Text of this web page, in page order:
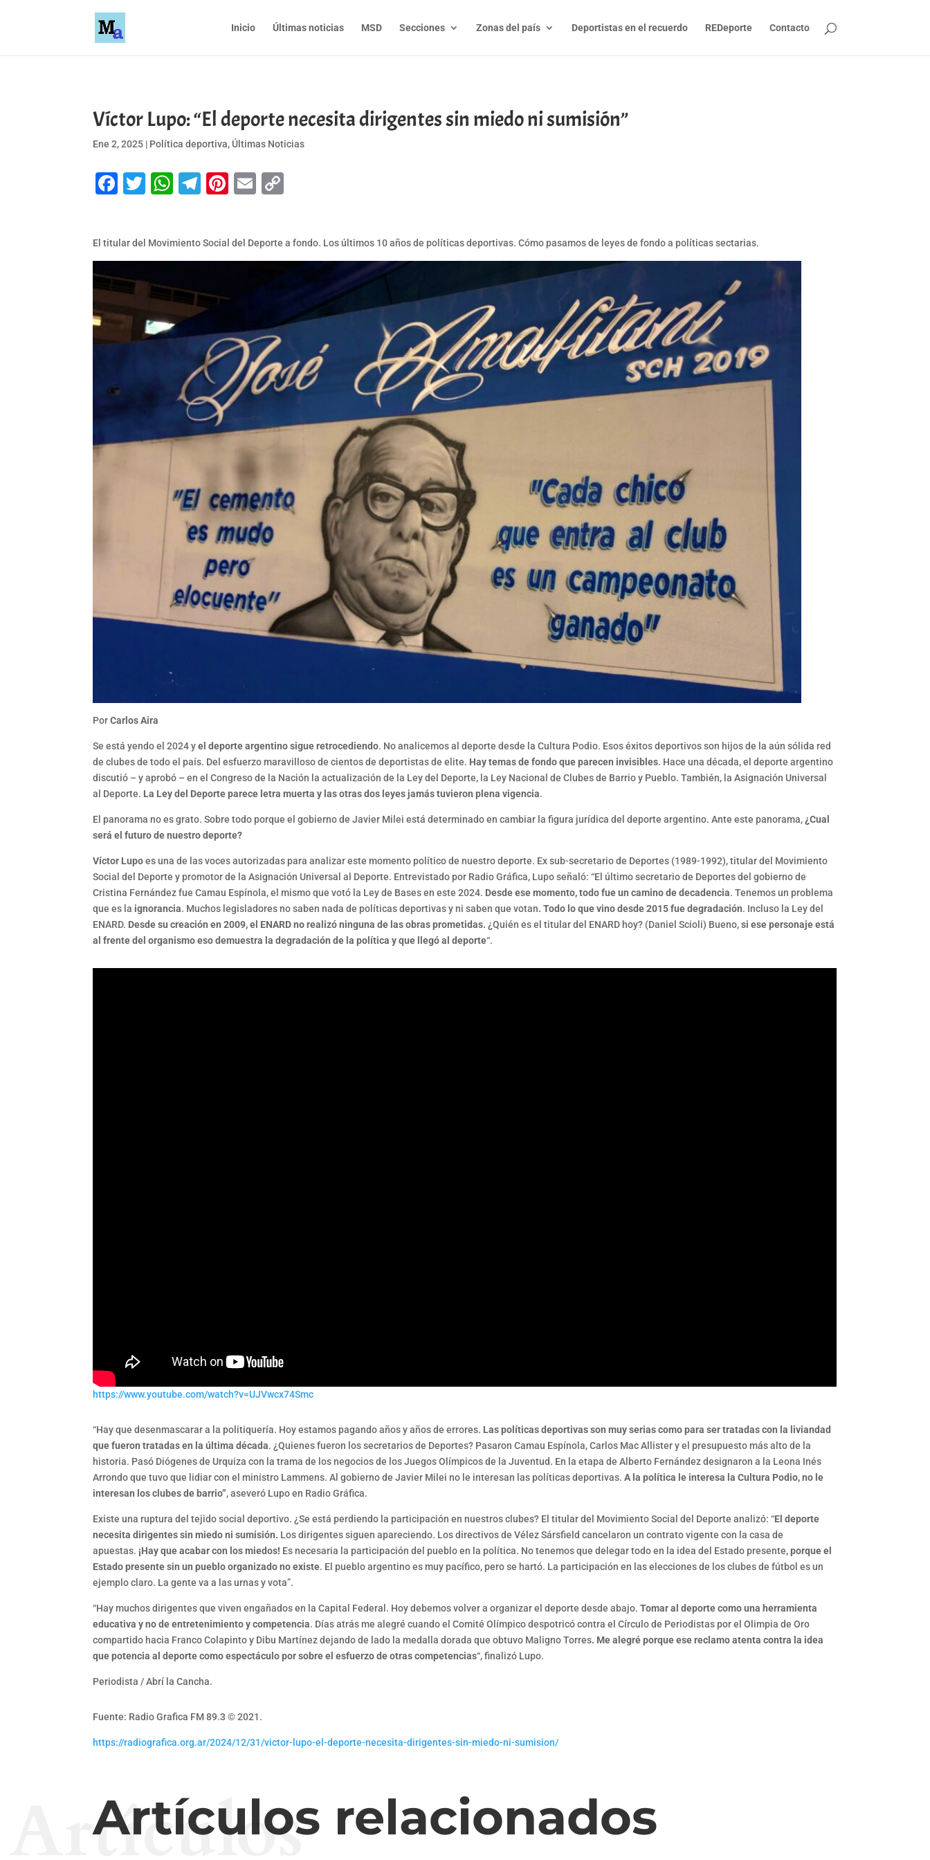
Inicio Últimas noticias MSD Secciones Zonas del país Deportistas en el recuerdo REDeporte Contacto
Víctor Lupo: “El deporte necesita dirigentes sin miedo ni sumisión”
Ene 2, 2025 | Política deportiva, Últimas Noticias
Facebook
Twitter
WhatsApp
Telegram
Pinterest
Email
El titular del Movimiento Social del Deporte a fondo. Los últimos 10 años de políticas deportivas. Cómo pasamos de leyes de fondo a políticas sectarias.
PorCarlos Aira
Se está yendo el 2024 yel deporte argentino sigue retrocediendo. No analicemos al deporte desde la Cultura Podio. Esos éxitos deportivos son hijos de la aún sólida red
de clubes de todo el país. Del esfuerzo maravilloso de cientos de deportistas de elite. Hay temas de fondo que parecen invisibles. Hace una década, el deporte argentino
discutió – y aprobó – en el Congreso de la Nación la actualización de la Ley del Deporte, la Ley Nacional de Clubes de Barrio y Pueblo. También, la Asignación Universal
al Deporte. La Ley del Deporte parece letra muerta y las otras dos leyes jamás tuvieron plena vigencia.
El panorama no es grato. Sobre todo porque el gobierno de Javier Milei está determinado en cambiar la figura jurídica del deporte argentino. Ante este panorama, ¿Cual
será el futuro de nuestro deporte?
Víctor Lupoes una de las voces autorizadas para analizar este momento político de nuestro deporte. Ex sub-secretario de Deportes (1989-1992), titular del Movimiento
Social del Deporte y promotor de la Asignación Universal al Deporte. Entrevistado por Radio Gráfica, Lupo señaló: “El último secretario de Deportes del gobierno de
Cristina Fernández fue Camau Espínola, el mismo que votó la Ley de Bases en este 2024. Desde ese momento, todo fue un camino de decadencia. Tenemos un problema
que es la ignorancia. Muchos legisladores no saben nada de políticas deportivas y ni saben que votan. Todo lo que vino desde 2015 fue degradación. Incluso la Ley del
ENARD. Desde su creación en 2009, el ENARD no realizó ninguna de las obras prometidas. ¿Quién es el titular del ENARD hoy? (Daniel Scioli) Bueno,si ese personaje está
al frente del organismo eso demuestra la degradación de la política y que llegó al deporte“.
https://www.youtube.com/watch?v=UJVwcx74Smc
“Hay que desenmascarar a la politiquería. Hoy estamos pagando años y años de errores. Las políticas deportivas son muy serias como para ser tratadas con la liviandad
que fueron tratadas en la última década. ¿Quienes fueron los secretarios de Deportes? Pasaron Camau Espínola, Carlos Mac Allister y el presupuesto más alto de la
historia. Pasó Diógenes de Urquiza con la trama de los negocios de los Juegos Olímpicos de la Juventud. En la etapa de Alberto Fernández designaron a la Leona Inés
Arrondo que tuvo que lidiar con el ministro Lammens. Al gobierno de Javier Milei no le interesan las políticas deportivas.A la política le interesa la Cultura Podio, no le
interesan los clubes de barrio”, aseveró Lupo en Radio Gráfica.
Existe una ruptura del tejido social deportivo. ¿Se está perdiendo la participación en nuestros clubes? El titular del Movimiento Social del Deporte analizó: “El deporte
necesita dirigentes sin miedo ni sumisión. Los dirigentes siguen apareciendo. Los directivos de Vélez Sársfield cancelaron un contrato vigente con la casa de
apuestas. ¡Hay que acabar con los miedos! Es necesaria la participación del pueblo en la política. No tenemos que delegar todo en la idea del Estado presente,porque el
Estado presente sin un pueblo organizado no existe. El pueblo argentino es muy pacífico, pero se hartó. La participación en las elecciones de los clubes de fútbol es un
ejemplo claro. La gente va a las urnas y vota”.
“Hay muchos dirigentes que viven engañados en la Capital Federal. Hoy debemos volver a organizar el deporte desde abajo.Tomar al deporte como una herramienta
educativa y no de entretenimiento y competencia. Días atrás me alegré cuando el Comité Olímpico despotricó contra el Círculo de Periodistas por el Olimpia de Oro
compartido hacia Franco Colapinto y Dibu Martínez dejando de lado la medalla dorada que obtuvo Maligno Torres. Me alegré porque ese reclamo atenta contra la idea
que potencia al deporte como espectáculo por sobre el esfuerzo de otras competencias“, finalizó Lupo.
Periodista / Abrí la Cancha.
Fuente: Radio Grafica FM 89.3 © 2021.
https://radiografica.org.ar/2024/12/31/victor-lupo-el-deporte-necesita-dirigentes-sin-miedo-ni-sumision/
Artículos relacionados
Artículos